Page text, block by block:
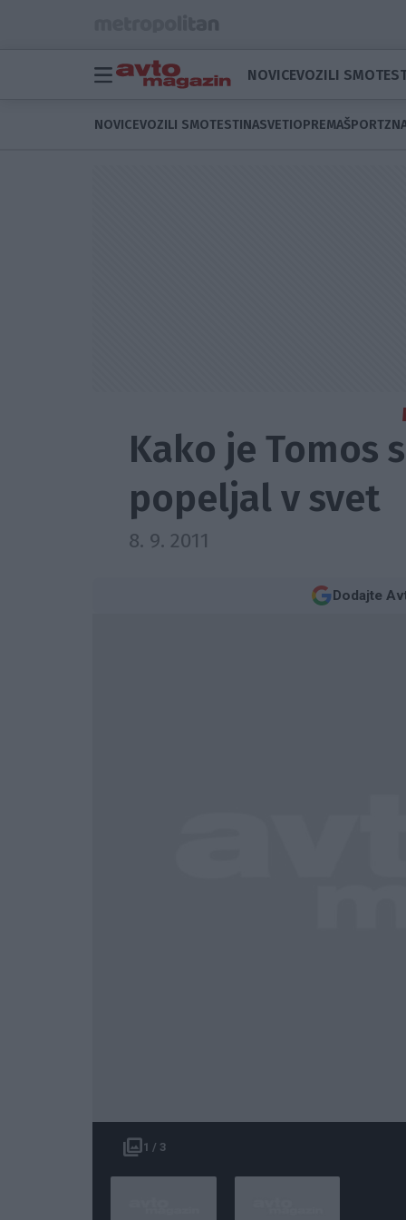
NOVICEVOZILI SMO
NOVICEVOZILI SMOTESTINASVETIOPREMAŠPORT
Kako je Tomos
popeljal v svet
8. 9. 2011
Dodajte
1 / 3